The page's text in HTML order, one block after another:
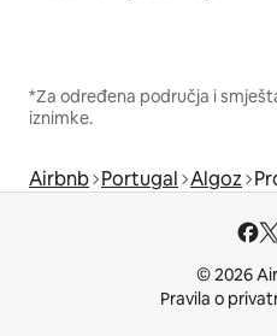
*Za određena područja i
iznimke.
Airbnb Portugal Algoz
© 2026
Pravila o